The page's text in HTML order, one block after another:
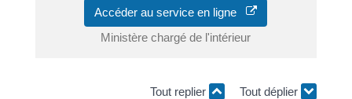
Accéder au service en ligne
Ministère chargé de l'intérieur
Tout replier Tout déplier